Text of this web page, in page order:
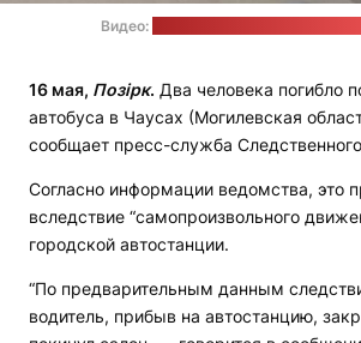
Видео:
16 мая, Позірк. Два человека погибло
автобуса в Чаусах (Могилевская
сообщает пресс-служба
Согласно информации ведомства, это
вследствие “самопроизвольного
городской автостанции.
“По предварительным данным
водитель, прибыв на автостанцию,